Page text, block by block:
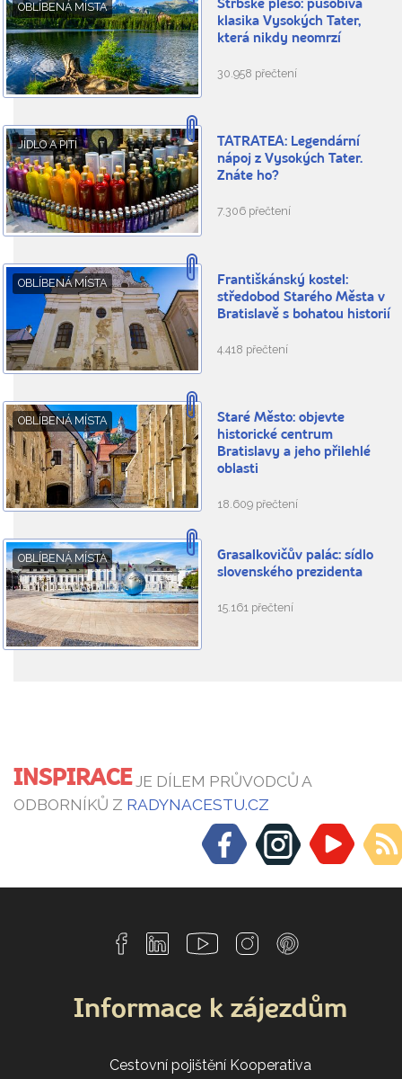
OBLÍBENÁ MÍSTA
Štrbské pleso: působivá
klasika Vysokých Tater,
která nikdy neomrzí
30.958 přečtení
JÍDLO A PITÍ
TATRATEA: Legendární
nápoj z Vysokých Tater.
Znáte ho?
7.306 přečtení
OBLÍBENÁ MÍSTA
Františkánský kostel:
středobod Starého Města v
Bratislavě s bohatou historií
4.418 přečtení
OBLÍBENÁ MÍSTA
Staré Město: objevte
historické centrum
Bratislavy a jeho přilehlé
oblasti
18.609 přečtení
OBLÍBENÁ MÍSTA
Grasalkovičův palác: sídlo
slovenského prezidenta
15.161 přečtení
INSPIRACEJE DÍLEM PRŮVODCŮ A
ODBORNÍKŮ Z RADYNACESTU.CZ
Informace k zájezdům
Cestovní pojištění Kooperativa